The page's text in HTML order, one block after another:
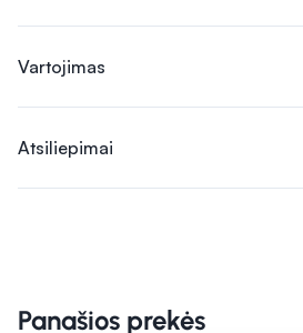
Vartojimas
Atsiliepimai
Panašios prekės